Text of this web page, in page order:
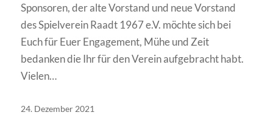
Sponsoren, der alte Vorstand und neue Vorstand
des Spielverein Raadt 1967 e.V. möchte sich bei
Euch für Euer Engagement, Mühe und Zeit
bedanken die Ihr für den Verein aufgebracht habt.
Vielen…
24. Dezember 2021